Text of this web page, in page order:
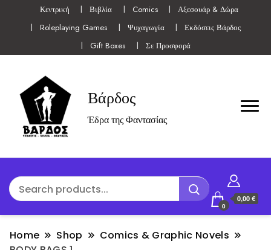
Κεντρική Βιβλία Comics
Αξεσουάρ & Δώρα
Roleplaying Games
Ψυχαγωγία
Εκδόσεις Βάρδος
Gift Boxes
Σε Προσφορά
Βάρδος
Έδρα της Φαντασίας
0
0,00 €
Home Shop
Comics & Graphic Novels